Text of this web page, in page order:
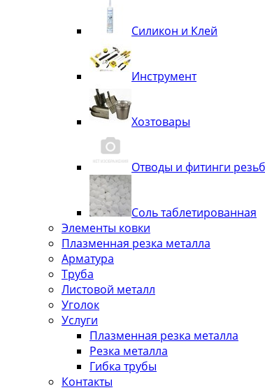
Силикон и Клей
Инструмент
Хозтовары
Отводы и фитинги
Соль таблетированная
Элементы ковки
Плазменная резка металла
Арматура
Труба
Листовой металл
Уголок
Услуги
Плазменная резка металла
Резка металла
Гибка трубы
Контакты